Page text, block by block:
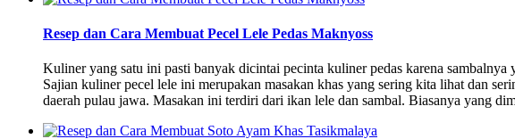
Resep dan Cara Membuat Pecel Lele Pedas Maknyoss
Kuliner yang satu ini pasti banyak dicintai pecinta kuliner pedas karena sambalnya
Sajian kuliner pecel lele ini merupakan masakan khas yang sering kita lihat dan
daerah pulau jawa. Masakan ini terdiri dari ikan lele dan sambal. Biasanya yang